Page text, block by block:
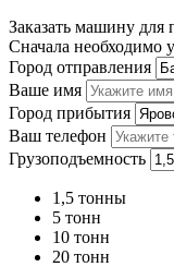
Заказать машину для
Сначала необходимо
Город отправления
Ваше имя
Город прибытия
Ваш телефон
Грузоподъемность
1,5 тонны
5 тонн
10 тонн
20 тонн